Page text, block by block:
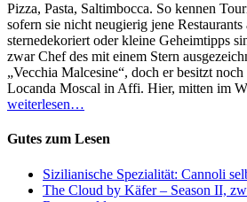
Pizza, Pasta, Saltimbocca. So kennen
sofern sie nicht neugierig jene Restaurants
sternedekoriert oder kleine Geheimtipps
zwar Chef des mit einem Stern
„Vecchia Malcesine“, doch er besitzt
Locanda Moscal in Affi. Hier, mitten im
weiterlesen…
Gutes zum Lesen
Sizilianische Spezialität: Cannoli
The Cloud by Käfer – Season II,